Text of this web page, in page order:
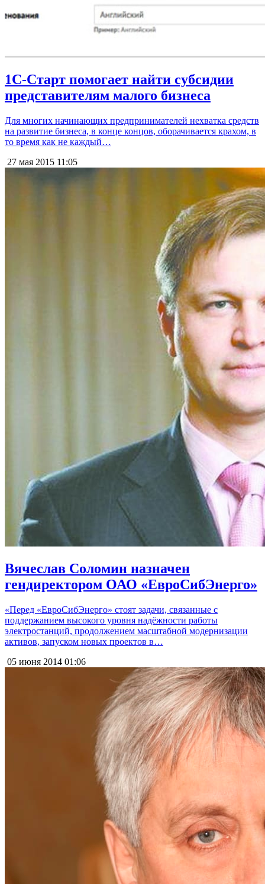
1С-Старт помогает найти субсидии
представителям малого бизнеса
Для многих начинающих предпринимателей нехватка средств
на развитие бизнеса, в конце концов, оборачивается крахом, в
то время как не каждый…
27 мая 2015 11:05
Вячеслав Соломин назначен
гендиректором ОАО «ЕвроСибЭнерго»
«Перед «ЕвроСибЭнерго» стоят задачи, связанные с
поддержанием высокого уровня надёжности работы
электростанций, продолжением масштабной модернизации
активов, запуском новых проектов в…
05 июня 2014 01:06